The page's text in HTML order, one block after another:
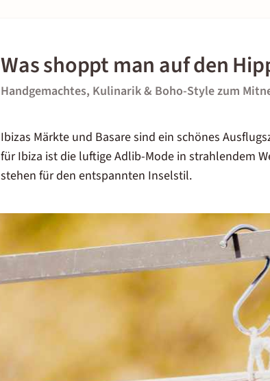
Was shoppt man auf den
Handgemachtes, Kulinarik & Boho-Style zum
Ibizas Märkte und Basare sind ein schönes
für Ibiza ist die luftige Adlib-Mode in strahlendem
stehen für den entspannten Inselstil.